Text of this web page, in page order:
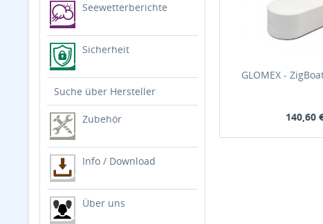
Seewetterberichte
Sicherheit
Suche über Hersteller
Zubehör
Info / Download
Über uns
GLOMEX -
140,60